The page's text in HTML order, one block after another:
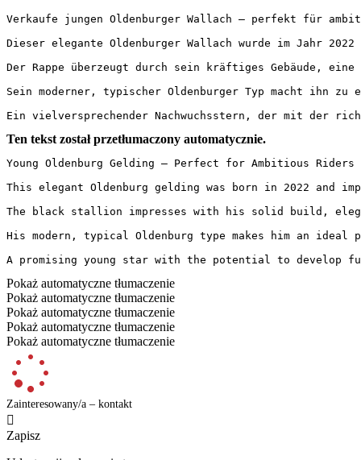
Verkaufe jungen Oldenburger Wallach – perfekt für
Dieser elegante Oldenburger Wallach wurde im Jahr
Der Rappe überzeugt durch sein kräftiges Gebäude,
Sein moderner, typischer Oldenburger Typ macht ihn
Ein vielversprechender Nachwuchsstern, der mit der
Ten tekst został przetłumaczony automatycznie.
Young Oldenburg Gelding – Perfect for Ambitious Riders
This elegant Oldenburg gelding was born in 2022 and
The black stallion impresses with his solid build,
His modern, typical Oldenburg type makes him an
A promising young star with the potential to develop
Pokaż automatyczne tłumaczenie
Pokaż automatyczne tłumaczenie
Pokaż automatyczne tłumaczenie
Pokaż automatyczne tłumaczenie
Pokaż automatyczne tłumaczenie
Zainteresowany/a – kontakt

Zapisz